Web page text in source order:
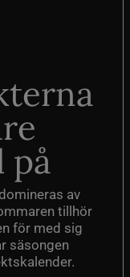
på
av
tillhör
för med sig
säsongen